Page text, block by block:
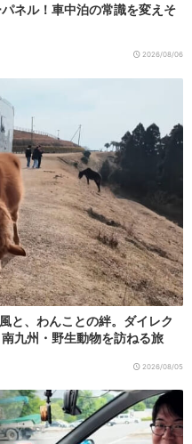
ネル！車中泊の常識を変えそ
2026/08/06
と、わんことの絆。ダイレク
九州・野生動物を訪ねる旅
2026/08/05